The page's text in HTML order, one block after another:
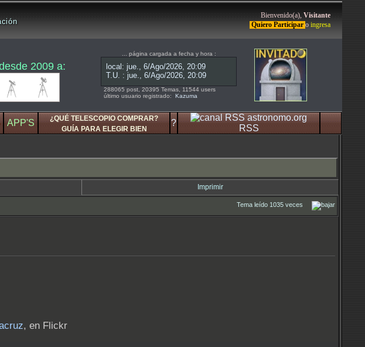
Bienvenido(a), Visitante
Quiero Participar o ingresa
2009 a:
... página cargada a fecha y hora :
288065 post, 20395 Temas, 11544 users
último usuario registrado: Kazuma
APP'S
¿QUÉ TELESCOPIO COMPRAR?
GUÍA PARA ELEGIR BIEN
?
RSS
Imprimir
Tema leído 1035 veces
, en Flickr